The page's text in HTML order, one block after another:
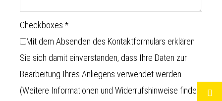
Checkboxes *
Mit dem Absenden des Kontaktformulars erklären
Sie sich damit einverstanden, dass Ihre Daten zur
Bearbeitung Ihres Anliegens verwendet werden.
(Weitere Informationen und Widerrufshinweise finden